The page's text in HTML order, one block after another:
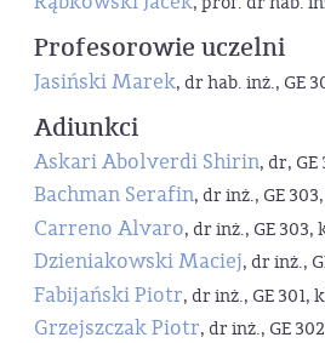
Profesorowie uczelni
Jasiński Marek, dr hab. inż., GE
Adiunkci
Askari Abolverdi Shirin, dr,
Bachman Serafin, dr inż., GE
Carreno Alvaro, dr inż., GE 303,
Dzieniakowski Maciej, dr inż.,
Fabijański Piotr, dr inż., GE 301,
Grzejszczak Piotr, dr inż., GE